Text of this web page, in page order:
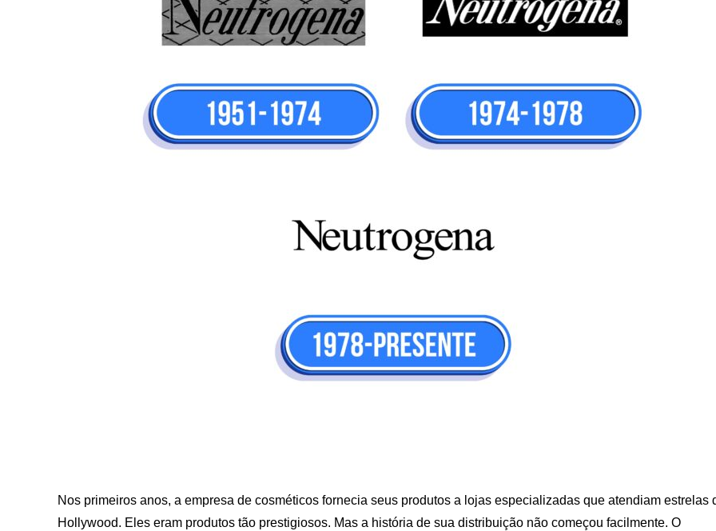
Nos primeiros anos, a empresa de cosméticos fornecia seus produtos a lojas especializadas que atendiam estrelas
Hollywood. Eles eram produtos tão prestigiosos. Mas a história de sua distribuição não começou facilmente. O